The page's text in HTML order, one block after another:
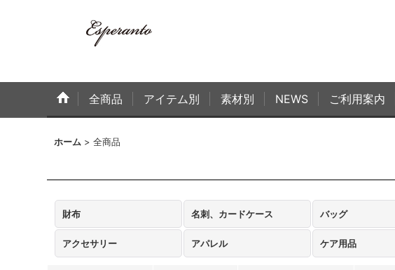
全商品 アイテム別 素材別 NEWS ご利用案内
ホーム > 全商品
財布 名刺、カードケース バッグ
アクセサリー アパレル ケア用品